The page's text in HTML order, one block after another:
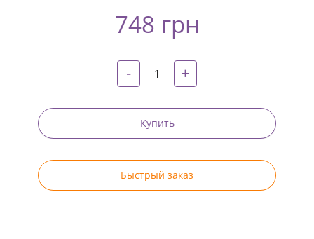
Twitter
Pinterest
748 грн
- +
Купить
Быстрый заказ